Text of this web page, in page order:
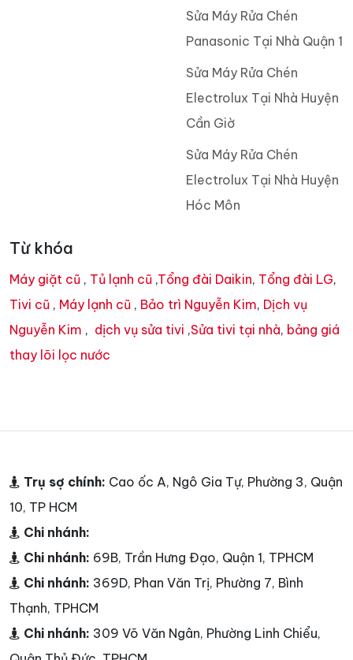
Sửa Máy Rửa Chén
Panasonic Tại Nhà Quận 1
Sửa Máy Rửa Chén
Electrolux Tại Nhà Huyện
Cần Giờ
Sửa Máy Rửa Chén
Electrolux Tại Nhà Huyện
Hóc Môn
Từ khóa
Máy giặt cũ , Tủ lạnh cũ ,Tổng đài Daikin, Tổng đài LG,
Tivi cũ , Máy lạnh cũ , Bảo trì Nguyễn Kim, Dịch vụ
Nguyễn Kim , dịch vụ sửa tivi ,Sửa tivi tại nhà, bảng giá
thay lõi lọc nước
Trụ sợ chính: Cao ốc A, Ngô Gia Tự, Phường 3, Quận
10, TP HCM
Chi nhánh:
Chi nhánh: 69B, Trần Hưng Đạo, Quận 1, TPHCM
Chi nhánh: 369D, Phan Văn Trị, Phường 7, Bình
Thạnh, TPHCM
Chi nhánh: 309 Võ Văn Ngân, Phường Linh Chiểu,